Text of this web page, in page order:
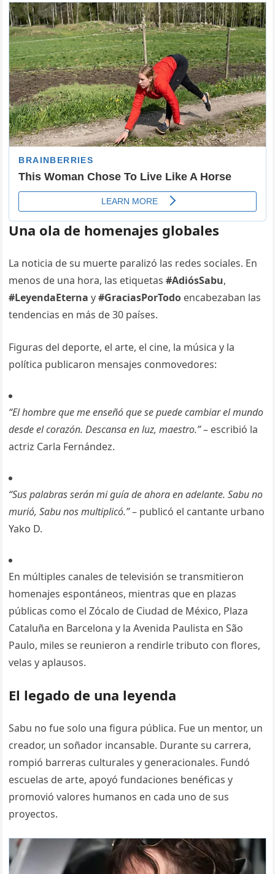
Una ola de homenajes globales
La noticia de su muerte paralizó las redes sociales. En
menos de una hora, las etiquetas#AdiósSabu,
#LeyendaEterna y#GraciasPorTodo encabezaban las
tendencias en más de 30 países.
Figuras del deporte, el arte, el cine, la música y la
política publicaron mensajes conmovedores:
“El hombre que me enseñó que se puede cambiar el mundo
desde el corazón. Descansa en luz, maestro.”– escribió la
actriz Carla Fernández.
“Sus palabras serán mi guía de ahora en adelante. Sabu no
murió, Sabu nos multiplicó.”– publicó el cantante urbano
Yako D.
En múltiples canales de televisión se transmitieron
homenajes espontáneos, mientras que en plazas
públicas como el Zócalo de Ciudad de México, Plaza
Cataluña en Barcelona y la Avenida Paulista en São
Paulo, miles se reunieron a rendirle tributo con flores,
velas y aplausos.
El legado de una leyenda
Sabu no fue solo una figura pública. Fue un mentor, un
creador, un soñador incansable. Durante su carrera,
rompió barreras culturales y generacionales. Fundó
escuelas de arte, apoyó fundaciones benéficas y
promovió valores humanos en cada uno de sus
proyectos.